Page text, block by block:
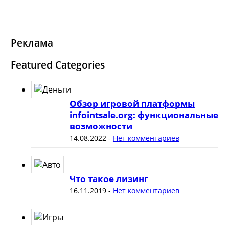
Реклама
Featured Categories
Обзор игровой платформы
infointsale.org: функциональные
возможности
14.08.2022- Нет комментариев
Что такое лизинг
16.11.2019- Нет комментариев